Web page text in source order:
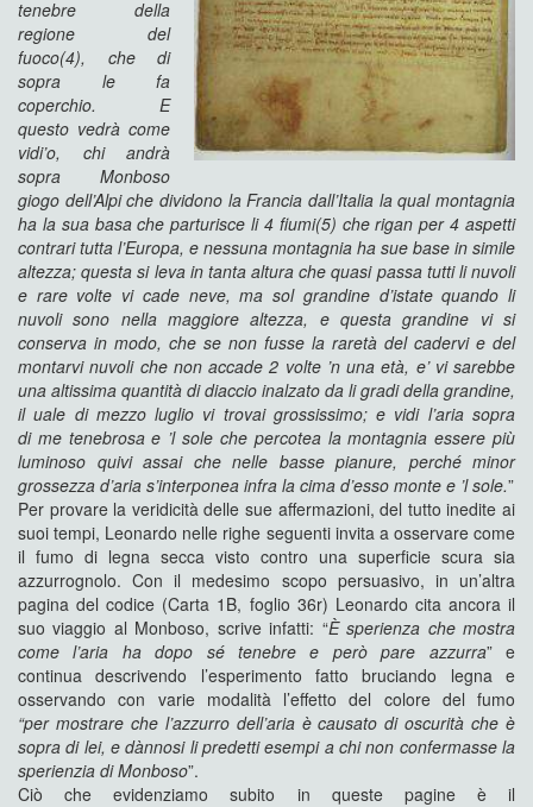
tenebre della
regione del
fuoco(4), che di
sopra le fa
coperchio. E
questo vedrà come
vidi’o, chi andrà
sopra Monboso
giogo dell’Alpi che dividono la Francia dall’Italia la qual montagnia
ha la sua basache parturisce li 4 fiumi(5) che rigan per 4 aspetti
contrari tutta l’Europa, e nessuna montagnia ha sue base in simile
altezza; questasi leva in tanta altura che quasi passa tutti li nuvoli
e rare volte vi cade neve, ma sol grandine d’istate quando li
nuvolisono nella maggiore altezza, e questa grandine vi si
conserva in modo, che se non fusse la raretà del cadervi e del
montarvinuvoli che non accade 2 volte ’n una età, e’ vi sarebbe
una altissima quantità di diaccio inalzato da li gradi della grandine,
iluale di mezzo luglio vi trovai grossissimo; e vidi l’aria sopra
di me tenebrosa e ’l sole che percotea la montagnia essere più
luminoso quivi assai che nelle basse pianure, perché minor
grossezza d’aria s’interponea infra la cima d’esso monte e ’l sole.”
Per provare la veridicità delle sue affermazioni, del tutto inedite ai
suoi tempi, Leonardo nelle righe seguenti invita a osservare come
il fumo di legna secca visto contro una superficie scura sia
azzurrognolo. Con il medesimo scopo persuasivo, in un’altra
pagina del codice (Carta 1B, foglio 36r) Leonardo cita ancora il
suo viaggio al Monboso, scrive infatti: “È sperienza chemostra
come l’aria ha dopo sé tenebre e però pare azzurra” e
continua descrivendo l’esperimento fatto bruciando legna e
osservando con varie modalità l’effetto del colore del fumo
“per mostrare che l’azzurro dell’aria è causato di oscurità che è
sopra di lei, e dànnosi li predetti esempi a chi non confermasse la
sperienzia di Monboso”.
Ciò che evidenziamo subito in queste pagine è il